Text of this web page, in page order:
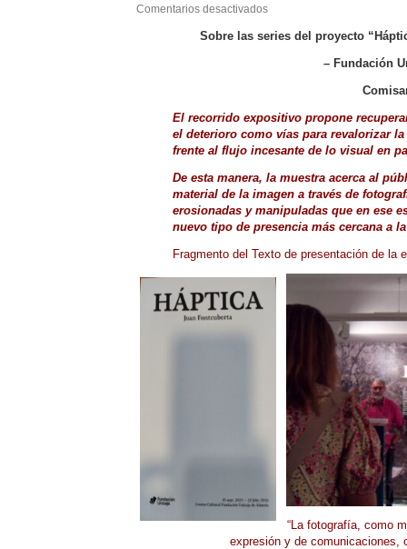
Comentarios desactivadosen
Joan
y
Sevilla
Sobre las series del proyecto
– Fundación
El recorrido expositivo propone
el deterioro como vías para revalorizar
frente al flujo incesante de lo visual en
De esta manera, la muestra acerca al
material de la imagen a través de
erosionadas y manipuladas que en ese
nuevo tipo de presencia más cercana a
Fragmento del Texto de presentación de la
“La fotografía, como
expresión y de comunicaciones,